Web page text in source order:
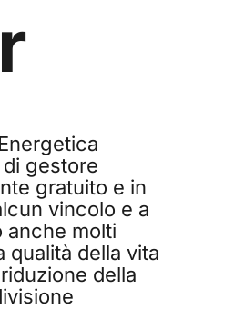
gestore
gratuito e in
vincolo e a
anche molti
qualità della vita
della